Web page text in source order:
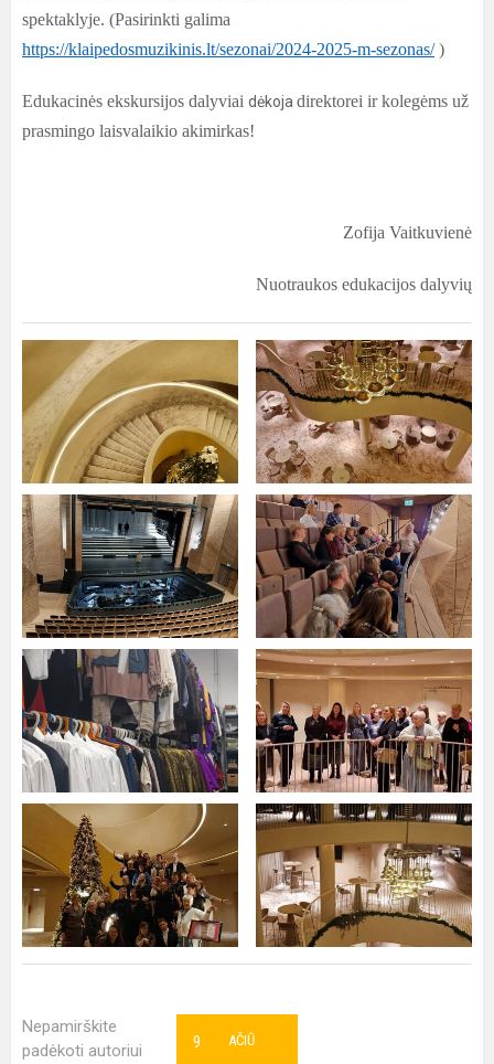
spektaklyje. (Pasirinkti galima
https://klaipedosmuzikinis.lt/sezonai/2024-2025-m-sezonas/)
Edukacinės ekskursijos dalyviai dėkoja direktorei ir kolegėms už
prasmingo laisvalaikio akimirkas!
Zofija Vaitkuvienė
Nuotraukos edukacijos dalyvių
Nepamirškite
padėkoti autoriui
AČIŪ
9